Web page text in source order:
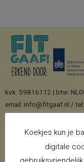
kvk: 59816112 | btw:
email: info@fitgaaf.nl /
Koekjes kun je
digitale